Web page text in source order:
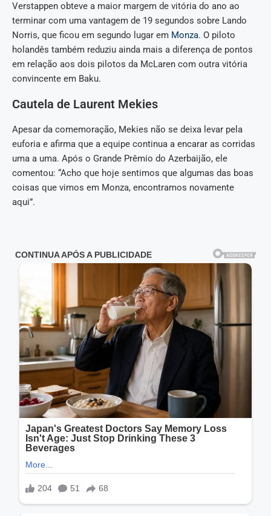
Verstappen obteve a maior margem de vitória do ano ao
terminar com uma vantagem de 19 segundos sobre Lando
Norris, que ficou em segundo lugar em Monza. O piloto
holandês também reduziu ainda mais a diferença de pontos
em relação aos dois pilotos da McLaren com outra vitória
convincente em Baku.
Cautela de Laurent Mekies
Apesar da comemoração, Mekies não se deixa levar pela
euforia e afirma que a equipe continua a encarar as corridas
uma a uma. Após o Grande Prêmio do Azerbaijão, ele
comentou: “Acho que hoje sentimos que algumas das boas
coisas que vimos em Monza, encontramos novamente
aqui”.